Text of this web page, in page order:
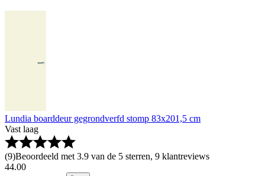
Lundia boarddeur gegrondverfd stomp 83x201,5 cm
Vast laag
(9)Beoordeeld met 3.9 van de 5 sterren, 9 klantreviews
44.00